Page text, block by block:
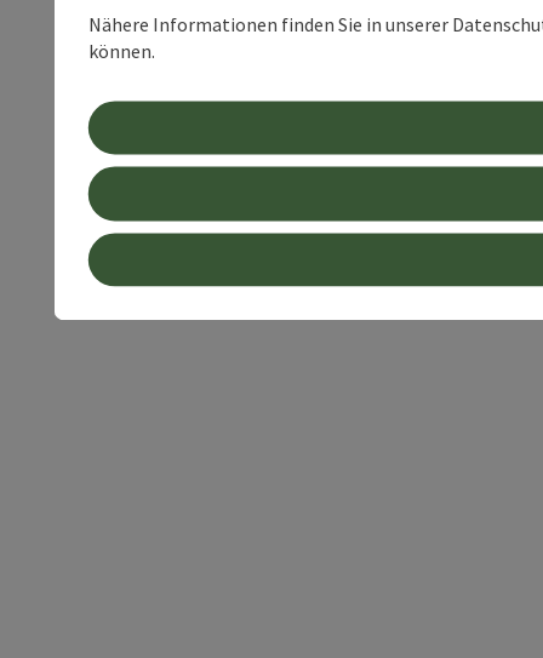
Nähere Informationen finden Sie in unserer
können.